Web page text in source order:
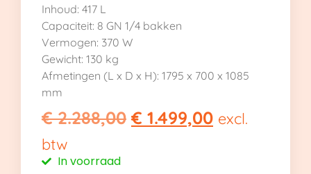
Inhoud: 417 L
Capaciteit: 8 GN 1/4 bakken
Vermogen: 370 W
Gewicht: 130 kg
Afmetingen (L x D x H): 1795 x 700 x 1085
mm
€2.288,00 € 1.499,00 excl.
btw
In voorraad